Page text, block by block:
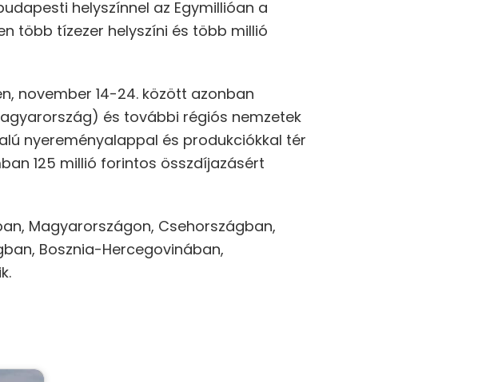
helyszínnel az Egymillióan a
több tízezer helyszíni és több millió
november 14-24. között azonban
és további régiós nemzetek
nyereményalappal és produkciókkal tér
125 millió forintos összdíjazásért
Magyarországon, Csehországban,
Bosznia-Hercegovinában,